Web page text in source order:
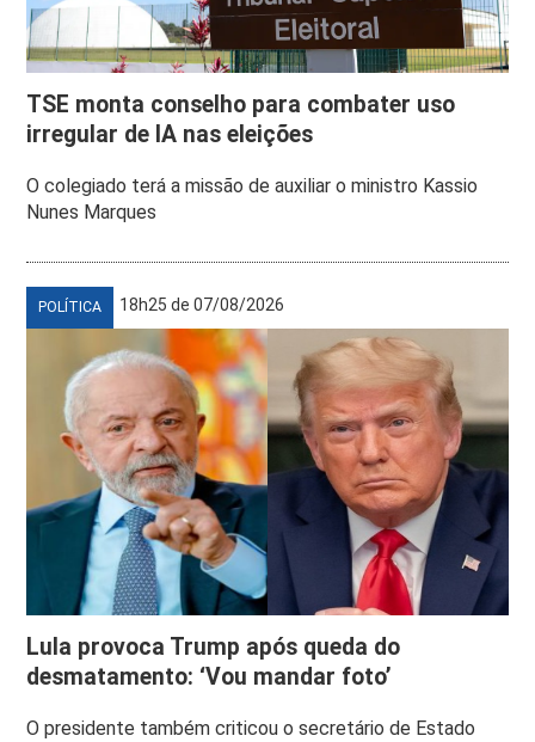
TSE monta conselho para combater uso
irregular de IA nas eleições
O colegiado terá a missão de auxiliar o ministro Kassio
Nunes Marques
POLÍTICA 18h25 de 07/08/2026
Lula provoca Trump após queda do
desmatamento: ‘Vou mandar foto’
O presidente também criticou o secretário de Estado